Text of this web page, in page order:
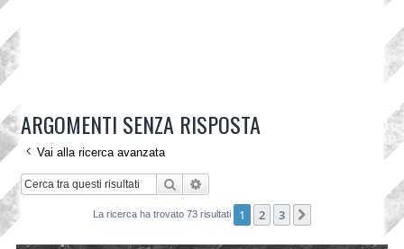
ARGOMENTI SENZA RISPOSTA
Vai alla ricerca avanzata
Cerca
La ricerca ha trovato 73 risultati 1 2 3